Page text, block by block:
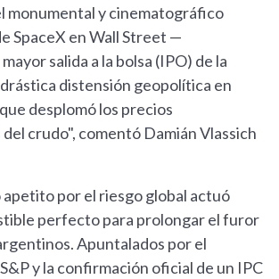
monumental y cinematográfico
SpaceX en Wall Street —
salida a la bolsa (IPO) de la
distensión geopolítica en
desplomó los precios
crudo", comentó Damián Vlassich
por el riesgo global actuó
perfecto para prolongar el furor
Apuntalados por el
y la confirmación oficial de un IPC